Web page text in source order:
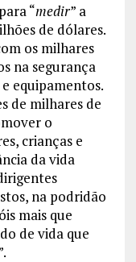
“medir” a
de dólares.
os milhares
na segurança
equipamentos.
de milhares de
o
crianças e
da vida
na podridão
mais que
de vida que